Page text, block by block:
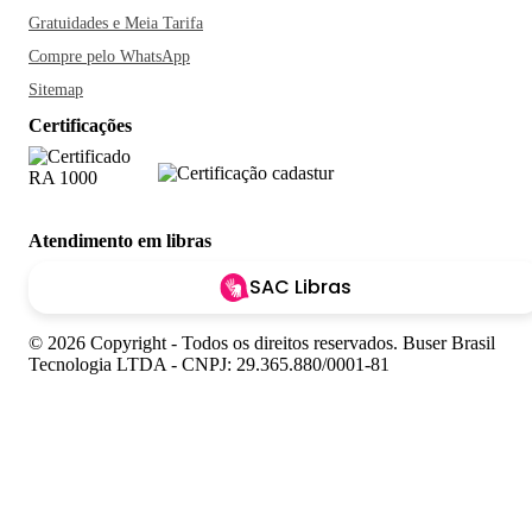
Gratuidades e Meia Tarifa
Compre pelo WhatsApp
Sitemap
Certificações
Atendimento em libras
SAC Libras
© 2026 Copyright - Todos os direitos reservados. Buser Brasil
Tecnologia LTDA - CNPJ: 29.365.880/0001-81